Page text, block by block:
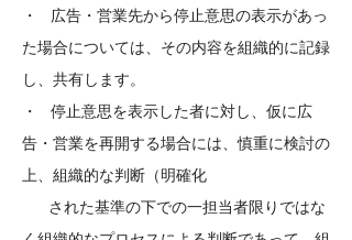
・ 広告・営業先から停止意思の表示があっ
た場合については、その内容を組織的に記録
し、共有します。
・ 停止意思を表示した者に対し、仮に広
告・営業を再開する場合には、慎重に検討の
上、組織的な判断（明確化
された基準の下での一担当者限りではな